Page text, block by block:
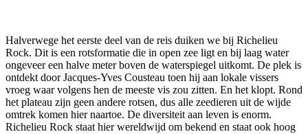
Halverwege het eerste deel van de reis duiken we bij Richelieu
Rock. Dit is een rotsformatie die in open zee ligt en bij laag water
ongeveer een halve meter boven de waterspiegel uitkomt. De plek is
ontdekt door Jacques-Yves Cousteau toen hij aan lokale vissers
vroeg waar volgens hen de meeste vis zou zitten. En het klopt. Rond
het plateau zijn geen andere rotsen, dus alle zeedieren uit de wijde
omtrek komen hier naartoe. De diversiteit aan leven is enorm.
Richelieu Rock staat hier wereldwijd om bekend en staat ook hoog